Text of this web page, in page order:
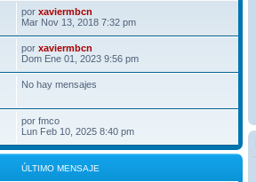
por xaviermbcn
Mar Nov 13, 2018 7:32 pm
por xaviermbcn
Dom Ene 01, 2023 9:56 pm
No hay mensajes
por fmco
Lun Feb 10, 2025 8:40 pm
ÚLTIMO MENSAJE